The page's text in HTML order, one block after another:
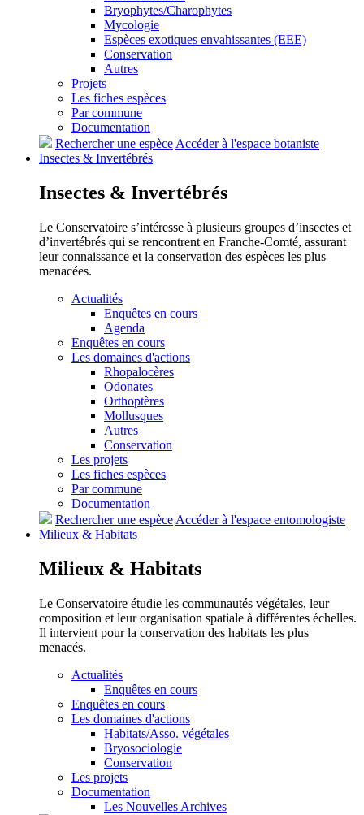
Bryophytes/Charophytes
Mycologie
Espèces exotiques envahissantes (EEE)
Conservation
Autres
Projets
Les fiches espèces
Par commune
Documentation
Rechercher une espèceAccéder à l'espace botaniste
Insectes & Invertébrés
Insectes & Invertébrés
Le Conservatoire s’intéresse à plusieurs groupes d’insectes et
d’invertébrés qui se rencontrent en Franche-Comté, assurant
leur connaissance et la conservation des espèces les plus
menacées.
Actualités
Enquêtes en cours
Agenda
Enquêtes en cours
Les domaines d'actions
Rhopalocères
Odonates
Orthoptères
Mollusques
Autres
Conservation
Les projets
Les fiches espèces
Par commune
Documentation
Rechercher une espèce Accéder à l'espace entomologiste
Milieux & Habitats
Milieux & Habitats
Le Conservatoire étudie les communautés végétales, leur
composition et leur organisation spatiale à différentes échelles.
Il intervient pour la conservation des habitats les plus
menacés.
Actualités
Enquêtes en cours
Enquêtes en cours
Les domaines d'actions
Habitats/Asso. végétales
Bryosociologie
Conservation
Les projets
Documentation
Les Nouvelles Archives